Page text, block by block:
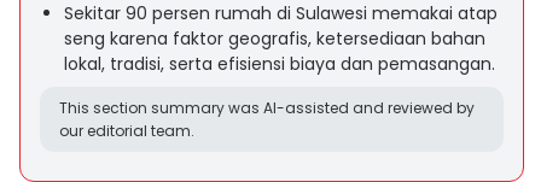
Sekitar 90 persen rumah di Sulawesi memakai atap
seng karena faktor geografis, ketersediaan bahan
lokal, tradisi, serta efisiensi biaya dan pemasangan.
This section summary was AI-assisted and reviewed by
our editorial team.